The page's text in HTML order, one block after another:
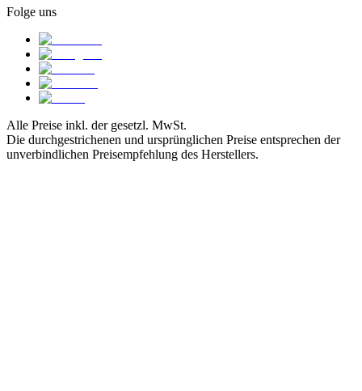
Folge uns
Alle Preise inkl. der gesetzl. MwSt.
Die durchgestrichenen und ursprünglichen Preise entsprechen der
unverbindlichen Preisempfehlung des Herstellers.